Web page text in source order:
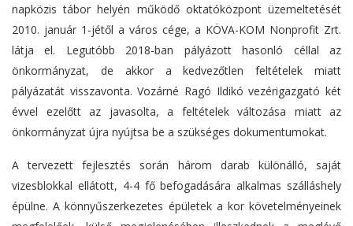
napközis tábor helyén működő oktatóközpont üzemeltetését
2010. január 1-jétől a város cége, a KÖVA-KOM Nonprofit Zrt.
látja el. Legutóbb 2018-ban pályázott hasonló céllal az
önkormányzat, de akkor a kedvezőtlen feltételek miatt
pályázatát visszavonta. Vozárné Ragó Ildikó vezérigazgató két
évvel ezelőtt az javasolta, a feltételek változása miatt az
önkormányzat újra nyújtsa be a szükséges dokumentumokat.
A tervezett fejlesztés során három darab különálló, saját
vizesblokkal ellátott, 4-4 fő befogadására alkalmas szálláshely
épülne. A könnyűszerkezetes épületek a kor követelményeinek